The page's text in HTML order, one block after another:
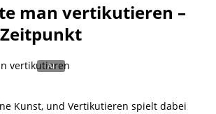
man vertikutieren –
Kunst, und Vertikutieren spielt dabei